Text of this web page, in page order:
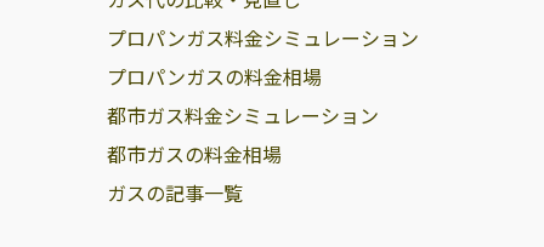
プロパンガス料金シミュレーション
プロパンガスの料金相場
都市ガス料金シミュレーション
都市ガスの料金相場
ガスの記事一覧